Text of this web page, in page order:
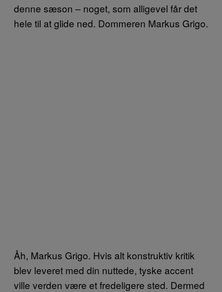
denne sæson – noget, som alligevel får det
hele til at glide ned. Dommeren Markus Grigo.
Åh, Markus Grigo. Hvis alt konstruktiv kritik
blev leveret med din nuttede, tyske accent
ville verden være et fredeligere sted. Dermed